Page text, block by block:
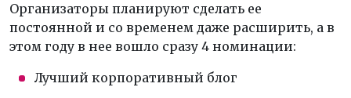
Организаторы планируют сделать ее
постоянной и со временем даже расширить, а в
этом году в нее вошло сразу 4 номинации:
Лучший корпоративный блог